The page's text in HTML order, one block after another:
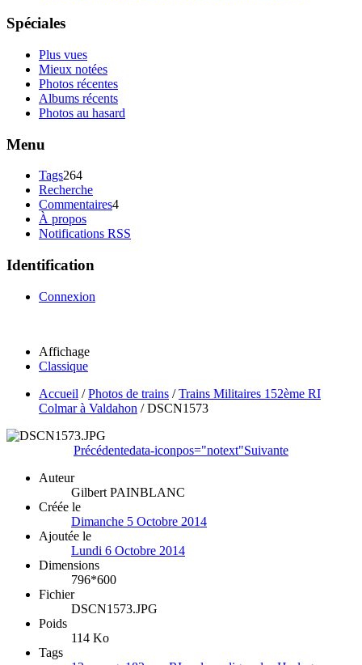
Spéciales
Plus vues
Mieux notées
Photos récentes
Albums récents
Photos au hasard
Menu
Tags264
Recherche
Commentaires4
À propos
Notifications RSS
Identification
Connexion
Affichage
Classique
Accueil /Photos de trains /Trains Militaires 152ème RI
Colmar à Valdahon /DSCN1573
Précédentedata-iconpos="notext"Suivante
Auteur
Gilbert PAINBLANC
Créée le
Dimanche 5 Octobre 2014
Ajoutée le
Lundi 6 Octobre 2014
Dimensions
796*600
Fichier
DSCN1573.JPG
Poids
114 Ko
Tags